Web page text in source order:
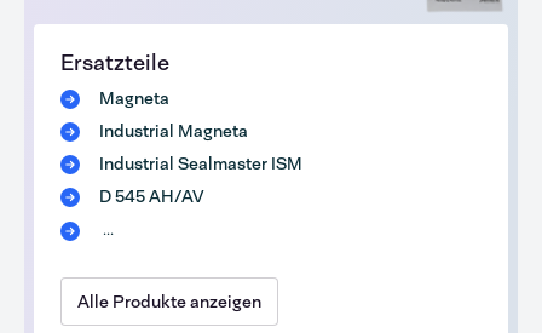
Ersatzteile
Magneta
Industrial Magneta
Industrial Sealmaster ISM
D 545 AH/AV
...
Alle Produkte anzeigen